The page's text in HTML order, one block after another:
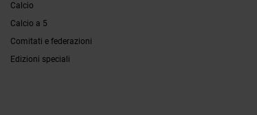
Calcio
Calcio a 5
Comitati e federazioni
Edizioni speciali